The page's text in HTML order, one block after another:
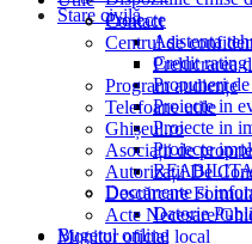
Stare civilă
Proiecte
Asistenta
Credit rating
Propuneri
Proiecte in
Proiecte in
Proiecte
Documente si
Datorie
Bugetul online
Contact
Centrul de
Prelucrarea
Program audiențe
Telefoane utile
Ghișeul.ro
Asociații de
Autorizații De
Descărcare
Acte Necesare/
Monitor oficial local